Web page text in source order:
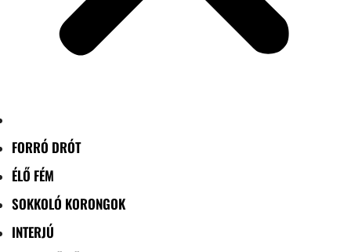
FORRÓ DRÓT
ÉLŐ FÉM
SOKKOLÓ KORONGOK
INTERJÚ